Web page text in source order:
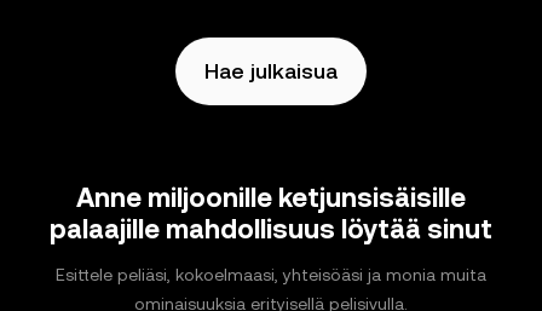
Hae julkaisua
Anne miljoonille ketjunsisäisille
palaajille mahdollisuus löytää sinut
Esittele peliäsi, kokoelmaasi, yhteisöäsi ja monia muita
ominaisuuksia erityisellä pelisivulla.